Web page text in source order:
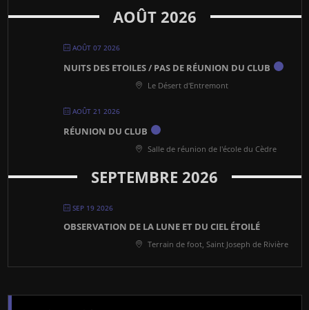
AOÛT 2026
AOÛT 07 2026
NUITS DES ETOILES / PAS DE RÉUNION DU CLUB
Le Désert d'Entremont
AOÛT 21 2026
RÉUNION DU CLUB
Salle de réunion de l'école du Cèdre
SEPTEMBRE 2026
SEP 19 2026
OBSERVATION DE LA LUNE ET DU CIEL ÉTOILÉ
Terrain de foot, Saint Joseph de Rivière